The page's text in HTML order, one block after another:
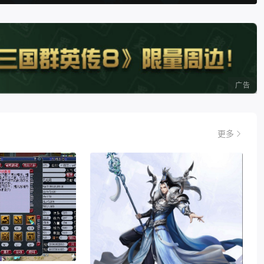
广告
更多